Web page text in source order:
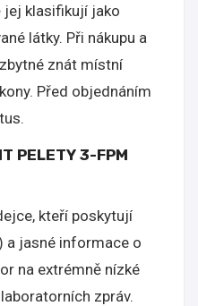
jej klasifikují jako
látky. Při nákupu a
znát místní
Před objednáním
PELETY 3-FPM
kteří poskytují
a jasné informace o
na extrémně nízké
zpráv.